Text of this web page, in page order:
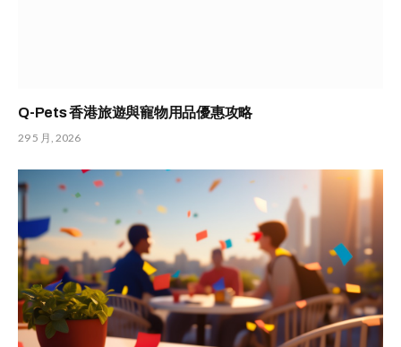
Q-Pets 香港旅遊與寵物用品優惠攻略
29 5 月, 2026